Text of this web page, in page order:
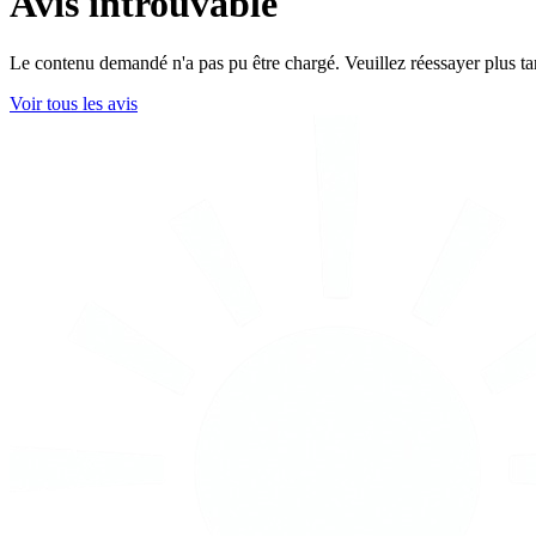
Le contenu demandé n'a pas pu être chargé. Veuillez réessayer plus
Voir tous les avis